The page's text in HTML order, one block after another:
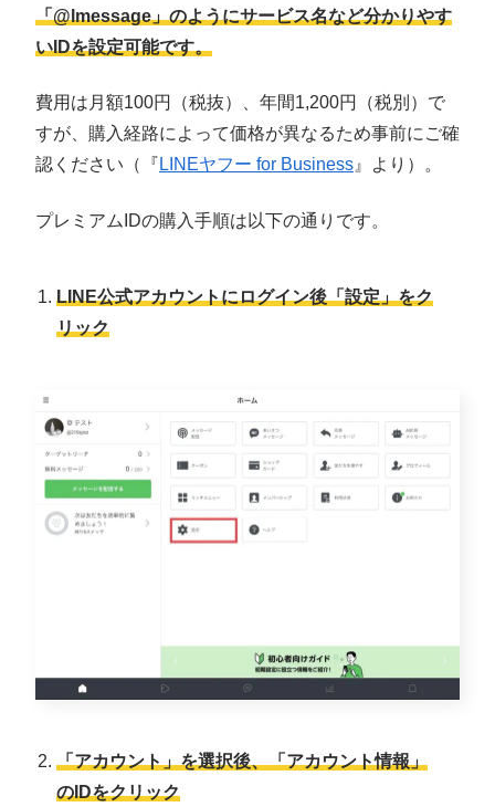
「@lmessage」のようにサービス名など分かりやす
いIDを設定可能です。
費用は月額100円（税抜）、年間1,200円（税別）で
すが、購入経路によって価格が異なるため事前にご確
認ください（『 LINEヤフー for Business 』より）。
プレミアムIDの購入手順は以下の通りです。
LINE公式アカウントにログイン後「設定」をク
リック
「アカウント」を選択後、「アカウント情報」
のIDをクリック